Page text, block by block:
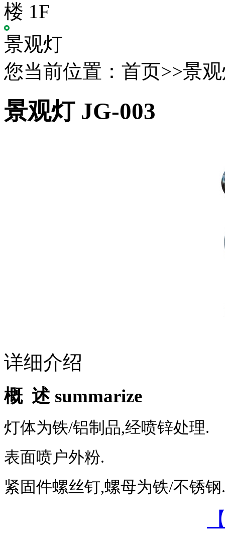
楼 1F
景观灯
您当前位置：首页>>景观
景观灯 JG-003
详细介绍
概 述 summarize
灯体为铁/铝制品,经喷锌处理.
表面喷户外粉.
紧固件螺丝钉,螺母为铁/不锈钢.